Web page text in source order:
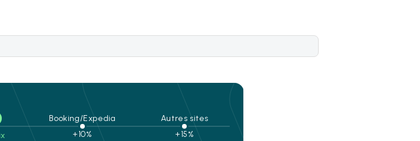
Booking/Expedia
+10%
Autres sites
+15%